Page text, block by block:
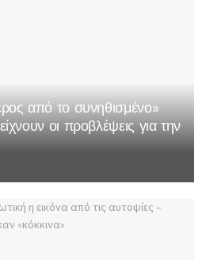
από το συνηθισμένο»
οι προβλέψεις για την